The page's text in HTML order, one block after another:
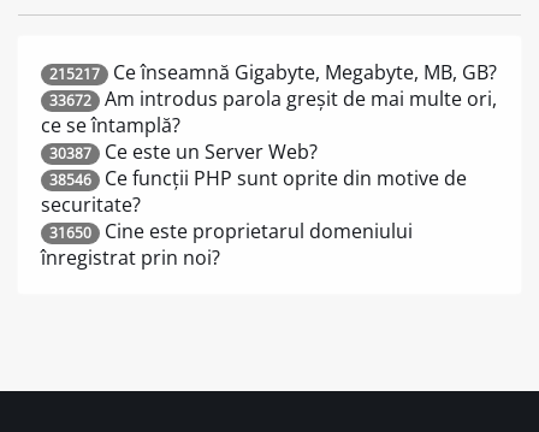
215217 Ce înseamnă Gigabyte, Megabyte, MB, GB?
33672
Am introdus parola greșit de mai multe ori,
ce se întamplă?
30387 Ce este un Server Web?
38546
Ce funcții PHP sunt oprite din motive de
securitate?
31650
Cine este proprietarul domeniului
înregistrat prin noi?